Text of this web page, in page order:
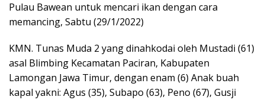
Pulau Bawean untuk mencari ikan dengan cara
memancing, Sabtu (29/1/2022)
KMN. Tunas Muda 2 yang dinahkodai oleh Mustadi (61)
asal Blimbing Kecamatan Paciran, Kabupaten
Lamongan Jawa Timur, dengan enam (6) Anak buah
kapal yakni: Agus (35), Subapo (63), Peno (67), Gusji